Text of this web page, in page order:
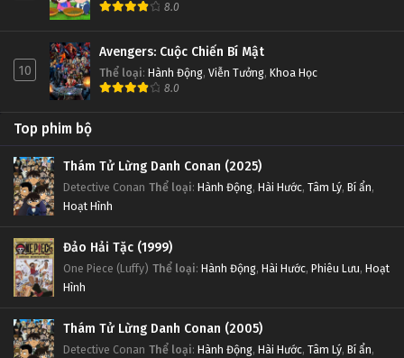
8.0
10
Avengers: Cuộc Chiến Bí Mật
Thể loại: Hành Động, Viễn Tưởng, Khoa Học
8.0
Top phim bộ
Thám Tử Lừng Danh Conan (2025)
Detective Conan Thể loại: Hành Động, Hài Hước, Tâm Lý, Bí ẩn,
Hoạt Hình
Đảo Hải Tặc (1999)
One Piece (Luffy) Thể loại: Hành Động, Hài Hước, Phiêu Lưu, Hoạt
Hình
Thám Tử Lừng Danh Conan (2005)
Detective Conan Thể loại: Hành Động, Hài Hước, Tâm Lý, Bí ẩn,